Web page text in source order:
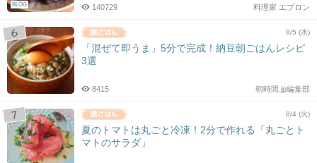
BLOG 料理家 エプロン
140729
8/5 (水)
「混ぜて即うま」5分で完成！納豆朝ごはんレシピ
3選
朝時間.jp編集部
8415
8/4 (火)
夏のトマトは丸ごと冷凍！2分で作れる「丸ごとト
マトのサラダ」